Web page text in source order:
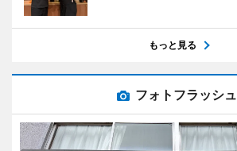
もっと見る
フォトフラッシュ